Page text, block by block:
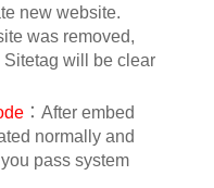
new website.
was removed,
will be clear
：After embed
normally and
pass system